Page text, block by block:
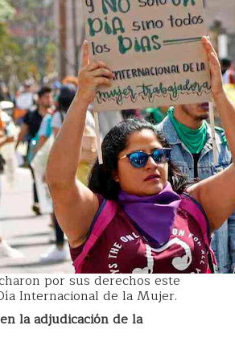
por sus derechos este
Internacional de la Mujer.
la adjudicación de la